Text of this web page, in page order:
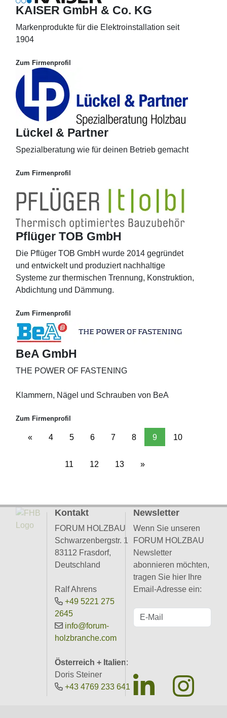
KAISER GmbH & Co. KG
Markenprodukte für die Elektroinstallation seit
1904
Zum Firmenprofil
Lückel & Partner
Spezialberatung wie für deinen Betrieb gemacht
Zum Firmenprofil
Pflüger TOB GmbH
Die Pflüger TOB GmbH wurde 2014 gegründet
und entwickelt und produziert nachhaltige
Systeme zur thermischen Trennung, Konstruktion,
Abdichtung und Dämmung.
Zum Firmenprofil
BeA GmbH
THE POWER OF FASTENING
Klammern, Nägel und Schrauben von BeA
Zum Firmenprofil
« 4 5 6 7 8 9 10
11 12 13 »
Kontakt
FORUM HOLZBAU
Schwarzenbergstr. 1
83112 Frasdorf,
Deutschland
Ralf Ahrens
+49 5221 275
2645
info@forum-
holzbranche.com
Österreich + Italien:
Doris Steiner
+43 4769 233 641
Newsletter
Wenn Sie unseren
FORUM HOLZBAU
Newsletter
abonnieren möchten,
tragen Sie hier Ihre
Email-Adresse ein: